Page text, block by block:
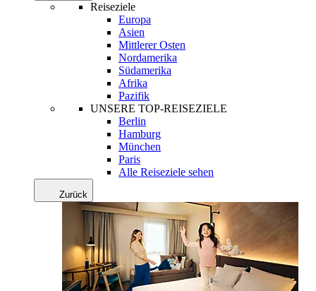
Reiseziele
Europa
Asien
Mittlerer Osten
Nordamerika
Südamerika
Afrika
Pazifik
UNSERE TOP-REISEZIELE
Berlin
Hamburg
München
Paris
Alle Reiseziele sehen
Zurück